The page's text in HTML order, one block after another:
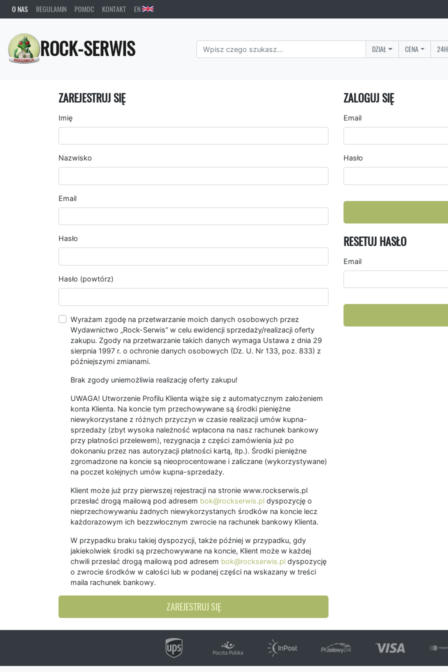
O NAS REGULAMIN POMOC KONTAKT EN
ROCK-SERWIS DZIAŁ CENA
ZAREJESTRUJ SIĘ
Imię
Nazwisko
Email
Hasło
Hasło (powtórz)
Wyrażam zgodę na przetwarzanie moich danych osobowych przez
Wydawnictwo „Rock-Serwis” w celu ewidencji sprzedaży/realizacji oferty
zakupu. Zgody na przetwarzanie takich danych wymaga Ustawa z dnia 29
sierpnia 1997 r. o ochronie danych osobowych (Dz. U. Nr 133, poz. 833) z
późniejszymi zmianami.
Brak zgody uniemożliwia realizację oferty zakupu!
UWAGA! Utworzenie Profilu Klienta wiąże się z automatycznym założeniem
konta Klienta. Na koncie tym przechowywane są środki pieniężne
niewykorzystane z różnych przyczyn w czasie realizacji umów kupna-
sprzedaży (zbyt wysoka należność wpłacona na nasz rachunek bankowy
przy płatności przelewem), rezygnacja z części zamówienia już po
dokonaniu przez nas autoryzacji płatności kartą, itp.). Środki pieniężne
zgromadzone na koncie są nieoprocentowane i zaliczane (wykorzystywane)
na poczet kolejnych umów kupna-sprzedaży.
Klient może już przy pierwszej rejestracji na stronie www.rockserwis.pl
przesłać drogą mailową pod adresem bok@rockserwis.pl dyspozycję o
nieprzechowywaniu żadnych niewykorzystanych środków na koncie lecz
każdorazowym ich bezzwłocznym zwrocie na rachunek bankowy Klienta.
W przypadku braku takiej dyspozycji, także później w przypadku, gdy
jakiekolwiek środki są przechowywane na koncie, Klient może w każdej
chwili przesłać drogą mailową pod adresem bok@rockserwis.pl dyspozycję
o zwrocie środków w całości lub w podanej części na wskazany w treści
maila rachunek bankowy.
ZAREJESTRUJ SIĘ
ZALOGUJ SIĘ
Email
Hasło
RESETUJ HASŁO
Email